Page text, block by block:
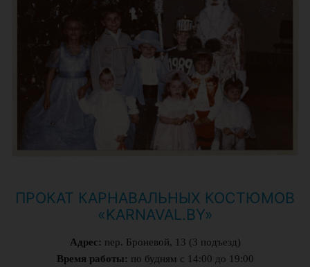
ПРОКАТ КАРНАВАЛЬНЫХ КОСТЮМОВ
«KARNAVAL.BY»
Адрес: пер. Броневой, 13 (3 подъезд)
Время работы: по будням с 14:00 до 19:00